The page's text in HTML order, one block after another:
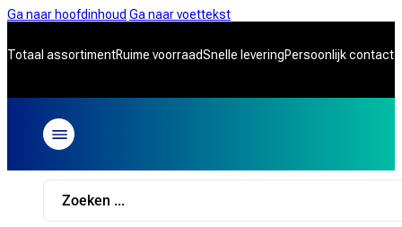
Ga naar hoofdinhoud Ga naar voettekst
Totaal assortimentRuime voorraadSnelle leveringPersoonlijk contact
Search